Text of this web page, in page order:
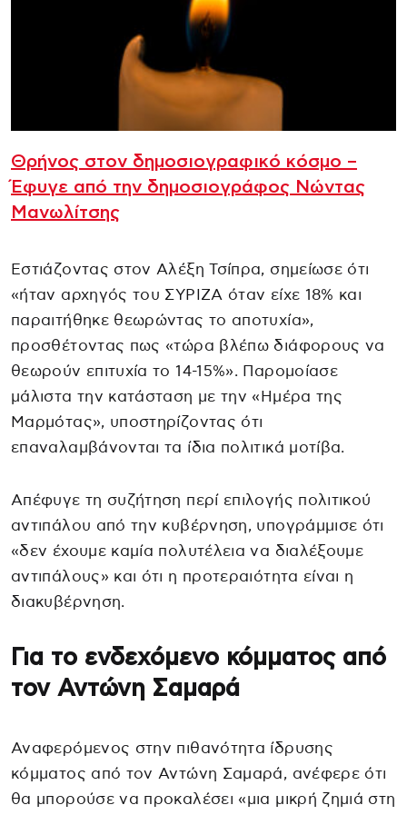
Θρήνος στον δημοσιογραφικό κόσμο –
Έφυγε από την δημοσιογράφος Νώντας
Μανωλίτσης
Εστιάζοντας στον Αλέξη Τσίπρα, σημείωσε ότι
«ήταν αρχηγός του ΣΥΡΙΖΑ όταν είχε 18% και
παραιτήθηκε θεωρώντας το αποτυχία»,
προσθέτοντας πως «τώρα βλέπω διάφορους να
θεωρούν επιτυχία το 14-15%». Παρομοίασε
μάλιστα την κατάσταση με την «Ημέρα της
Μαρμότας», υποστηρίζοντας ότι
επαναλαμβάνονται τα ίδια πολιτικά μοτίβα.
Απέφυγε τη συζήτηση περί επιλογής πολιτικού
αντιπάλου από την κυβέρνηση, υπογράμμισε ότι
«δεν έχουμε καμία πολυτέλεια να διαλέξουμε
αντιπάλους» και ότι η προτεραιότητα είναι η
διακυβέρνηση.
Για το ενδεχόμενο κόμματος από
τον Αντώνη Σαμαρά
Αναφερόμενος στην πιθανότητα ίδρυσης
κόμματος από τον Αντώνη Σαμαρά, ανέφερε ότι
θα μπορούσε να προκαλέσει «μια μικρή ζημιά στη